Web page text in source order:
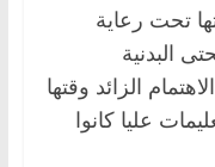
تحت رعاية
البدنية
الزائد وقتها
عليا كانوا